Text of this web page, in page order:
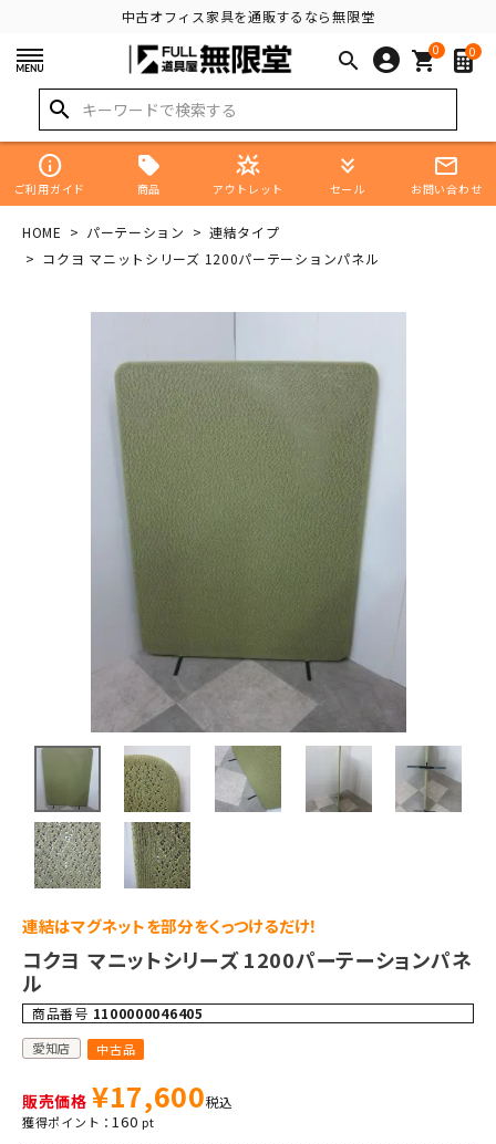
中古オフィス家具を通販するなら無限堂
search 0
shopping_cart 0
search
info
ご利用ガイド 商品
star_shine
アウトレット
keyboard_double_arrow_down
セール
mail_outline
お問い合わせ
HOME パーテーション
連結タイプ
コクヨ マニットシリーズ 1200パーテーションパネル
連結はマグネットを部分をくっつけるだけ！
コクヨ マニットシリーズ 1200パーテーションパネ
ル
商品番号 1100000046405
愛知店 中古品
販売価格 ¥17,600税込
160